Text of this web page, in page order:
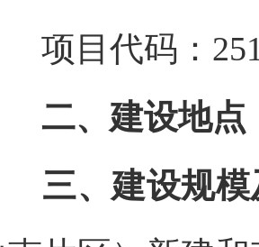
项目代码：
二、建设地点
三、 建设规